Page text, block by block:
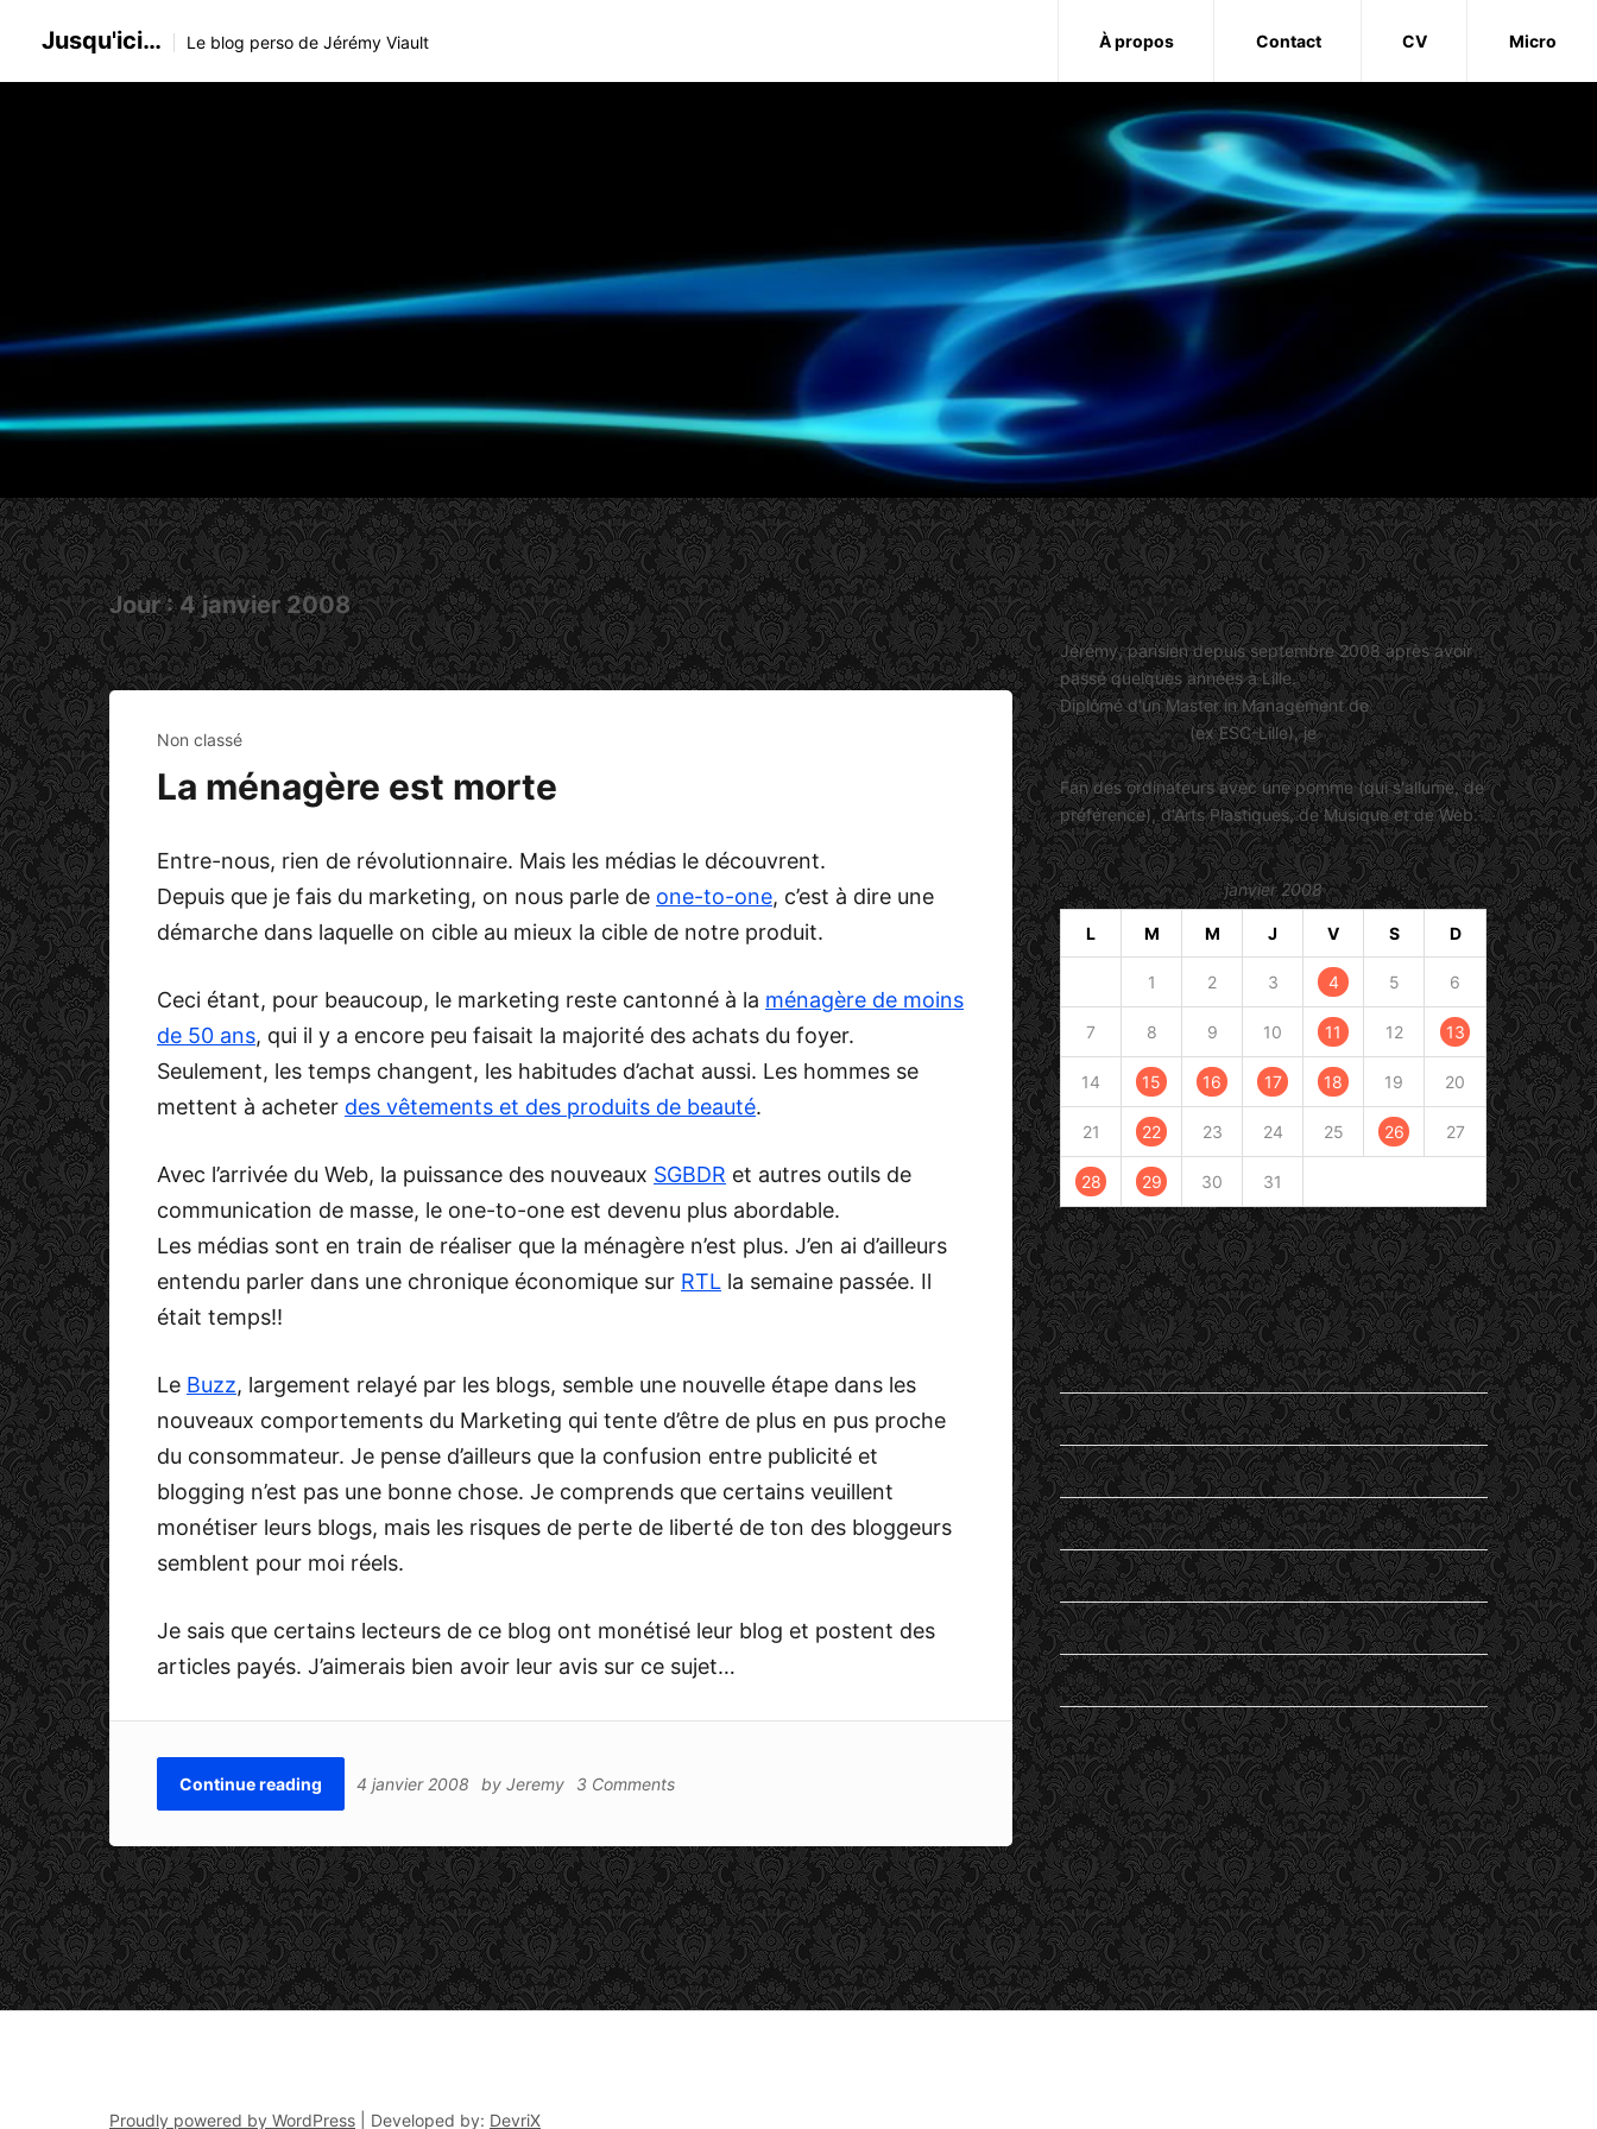
Jusqu'ici… Le blog perso de Jérémy Viault À propos Contact CV Micro
Jour :4 janvier 2008
Non classé
La ménagère est morte
Entre-nous, rien de révolutionnaire. Mais les médias le découvrent.
Depuis que je fais du marketing, on nous parle de one-to-one, c’est à dire une
démarche dans laquelle on cible au mieux la cible de notre produit.
Ceci étant, pour beaucoup, le marketing reste cantonné à la ménagère de moins
de 50 ans, qui il y a encore peu faisait la majorité des achats du foyer.
Seulement, les temps changent, les habitudes d’achat aussi. Les hommes se
mettent à acheter des vêtements et des produits de beauté.
Avec l’arrivée du Web, la puissance des nouveaux SGBDR et autres outils de
communication de masse, le one-to-one est devenu plus abordable.
Les médias sont en train de réaliser que la ménagère n’est plus. J’en ai d’ailleurs
entendu parler dans une chronique économique sur RTL la semaine passée. Il
était temps!!
Le Buzz, largement relayé par les blogs, semble une nouvelle étape dans les
nouveaux comportements du Marketing qui tente d’être de plus en pus proche
du consommateur. Je pense d’ailleurs que la confusion entre publicité et
blogging n’est pas une bonne chose. Je comprends que certains veuillent
monétiser leurs blogs, mais les risques de perte de liberté de ton des bloggeurs
semblent pour moi réels.
Je sais que certains lecteurs de ce blog ont monétisé leur blog et postent des
articles payés. J’aimerais bien avoir leur avis sur ce sujet…
Continue reading 4 janvier 2008 by Jeremy 3 Comments
Jérémy Viault
Jérémy, parisien depuis septembre 2008 après avoir
passé quelques années à Lille.
Diplômé d'un Master in Management deSKEMA
Business School(ex ESC-Lille), jetravaille dans le
marketing.
Fan des ordinateurs avec une pomme (qui s'allume, de
préférence), d'Arts Plastiques, de Musique et de Web.
janvier 2008
L M M J V S D
1 2 3 4 5 6
7 8 9 10 11 12 13
14 15 16 17 18 19 20
21 22 23 24 25 26 27
28 29 30 31
« Déc Fév »
Catégories
En passant
Entendu
General
Lu
my life…
Non classé
Student's Life
Vu
ESC
ESC Lille
Proudly powered by WordPress Developed by: DevriX